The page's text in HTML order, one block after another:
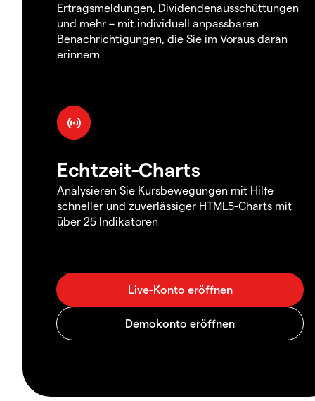
Ertragsmeldungen, Dividendenausschüttungen
und mehr – mit individuell anpassbaren
Benachrichtigungen, die Sie im Voraus daran
erinnern
Echtzeit-Charts
Analysieren Sie Kursbewegungen mit Hilfe
schneller und zuverlässiger HTML5-Charts mit
über 25 Indikatoren